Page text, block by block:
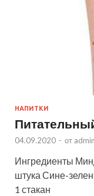
НАПИТКИ
04.09.2020 - от admin
Ингредиенты
штука Сине-
1 стакан